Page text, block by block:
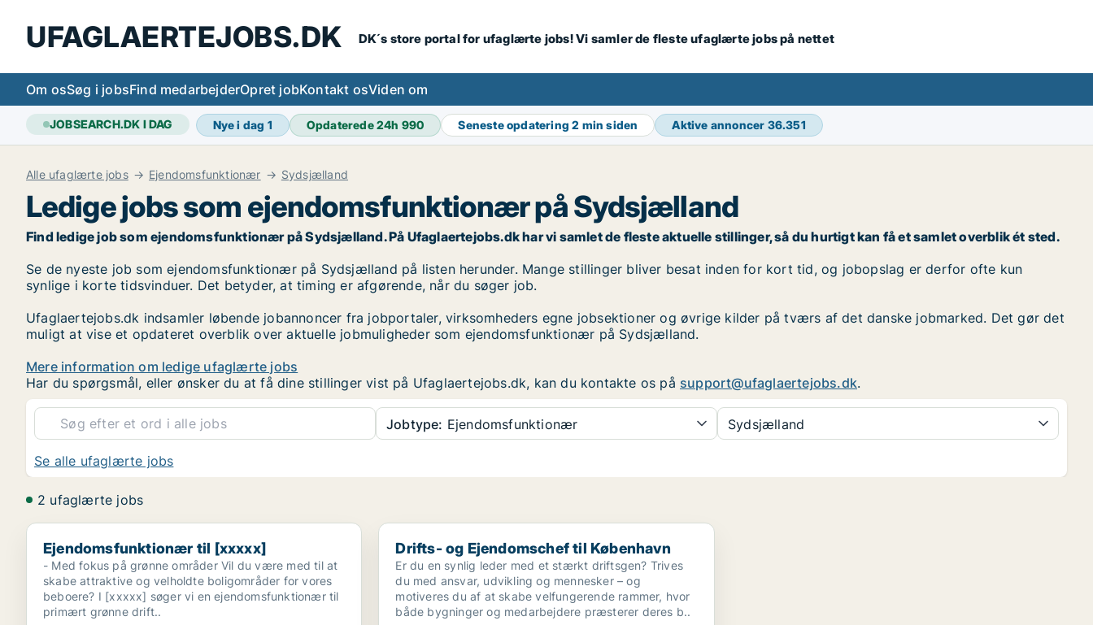
UFAGLAERTEJOBS.DK DK´s store portal for ufaglærte jobs! Vi samler de fleste ufaglærte jobs på nettet
Om osSøg i jobsFind medarbejderOpret jobKontakt osViden om
JOBSEARCH.DK I DAG Nye i dag 1 Opdaterede 24h 990 Seneste opdatering2 min siden Aktive annoncer 36.351
Alle ufaglærte jobs Ejendomsfunktionær Sydsjælland
Ledige jobs som ejendomsfunktionær på Sydsjælland
Find ledige job som ejendomsfunktionær på Sydsjælland. På Ufaglaertejobs.dk har vi samlet de fleste aktuelle stillinger, så du hurtigt kan få et samlet overblik ét sted.
Se de nyeste job som ejendomsfunktionær på Sydsjælland på listen herunder. Mange stillinger bliver besat inden for kort tid, og jobopslag er derfor ofte kun
synlige i korte tidsvinduer. Det betyder, at timing er afgørende, når du søger job.
Ufaglaertejobs.dk indsamler løbende jobannoncer fra jobportaler, virksomheders egne jobsektioner og øvrige kilder på tværs af det danske jobmarked. Det gør det
muligt at vise et opdateret overblik over aktuelle jobmuligheder som ejendomsfunktionær på Sydsjælland.
Mere information om ledige ufaglærte jobs
Har du spørgsmål, eller ønsker du at få dine stillinger vist på Ufaglaertejobs.dk, kan du kontakte os på support@ufaglaertejobs.dk.
Jobtype: Ejendomsfunktionær Sydsjælland
Se alle ufaglærte jobs
2 ufaglærte jobs
Ejendomsfunktionær til [xxxxx]
Ejendomsfunktionær til [xxxxx]
- Med fokus på grønne områder Vil du være med til at
skabe attraktive og velholdte boligområder for vores
beboere? I [xxxxx] søger vi en ejendomsfunktionær til
primært grønne drift..
Drifts- og Ejendomschef til København
Drifts- og Ejendomschef til København
Er du en synlig leder med et stærkt driftsgen? Trives
du med ansvar, udvikling og mennesker – og
motiveres du af at skabe velfungerende rammer, hvor
både bygninger og medarbejdere præsterer deres b..